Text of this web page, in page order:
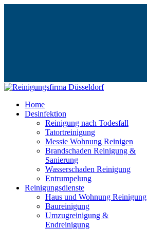
Home
Desinfektion
Reinigung nach Todesfall
Tatortreinigung
Messie Wohnung Reinigen
Brandschaden Reinigung &
Sanierung
Wasserschaden Reinigung
Entrumpelung
Reinigungsdienste
Haus und Wohnung Reinigung
Baureinigung
Umzugreinigung &
Endreinigung